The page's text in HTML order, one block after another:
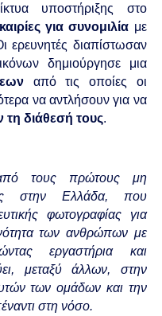
υποστήριξης στο
για συνομιλία με
διαπίστωσαν
δημιούργησε μια
από τις οποίες οι
να αντλήσουν για να
τη διάθεσή τους.
τους πρώτους μη
στην Ελλάδα, που
φωτογραφίας για
των ανθρώπων με
εργαστήρια και
μεταξύ άλλων, στην
των ομάδων και την
στη νόσο.